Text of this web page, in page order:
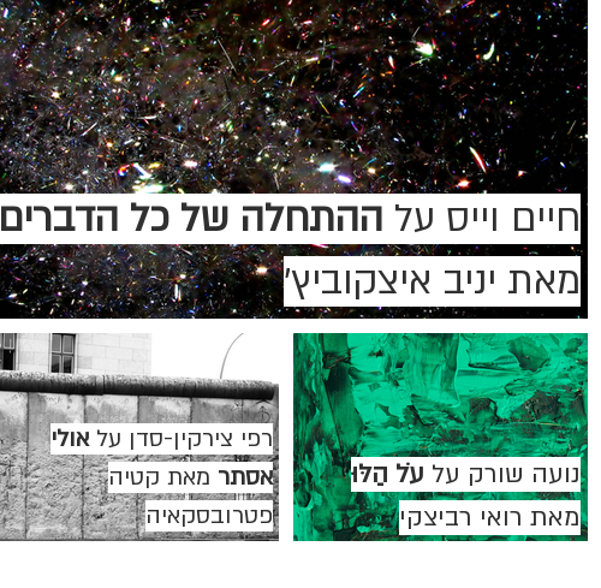
רפי צירקין-סדן עלאולי
אסתר מאת קטיה
פטרובסקאיה
נועה שורק על עֹל הַלּוּ
מאת רואי רביצקי
חיים וייס על ההתחלה של כל הדברים
מאת יניב איצקוביץ'